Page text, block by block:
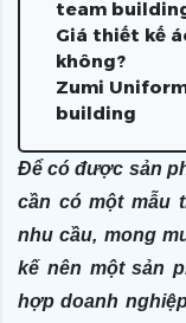
team
Giá thiết kế
không?
Zumi
building
Để có được sản
cần có một mẫu
nhu cầu, mong
kế nên một sản
hợp doanh